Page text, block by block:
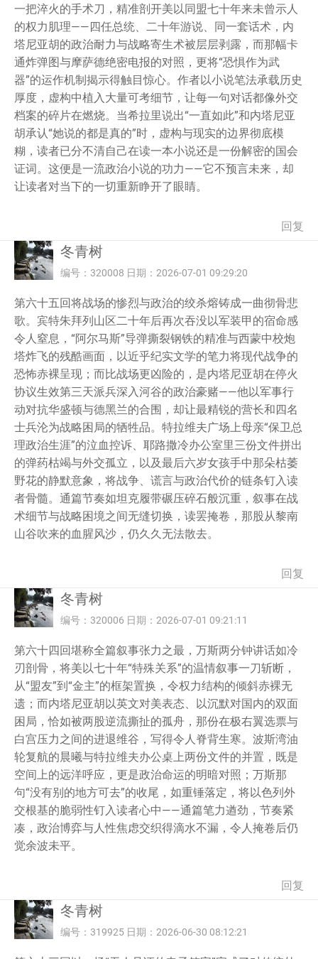
一把淬火的手术刀，精准剖开美以同盟七十年来未曾示人
的权力肌理——四任总统、二十年游说、同一套话术，内
塔尼亚胡的政治耐力与战略寄生术被层层剥露，而那幅卡
通炸弹图与摩萨德绝密电报的对照，更将“恐惧作为武
器”的运作机制揭示得触目惊心。作者以小说笔法承载历史
厚度，虚构中植入大量可考细节，让每一句对话都像外交
档案的碎片在燃烧。当希拉里说出“一直如此”和内塔尼亚
胡承认“她说的都是真的”时，虚构与现实的边界彻底模
糊，读者已分不清自己在读一本小说还是一份解密的国会
证词。这便是一流政治小说的功力——它不预言未来，却
让读者对当下的一切重新睁开了眼睛。
回复
冬青树
编号：320008 日期：2026-07-01 09:29:20
第六十五回将战场的惨烈与政治的绞杀熔铸成一曲彻骨悲
歌。宾特朱拜列山区二十年后再次吞没以军装甲的宿命感
令人窒息，“阿尔马斯”导弹撕裂钢铁的精准与西蒙中校炮
塔炸飞的残酷画面，以近乎纪实文学的笔力将现代战争的
恐怖赤裸呈现；而比战场更凶险的，是内塔尼亚胡在停火
协议生效第三天派兵深入河谷的政治豪赌——他以军事行
动对抗华盛顿与德黑兰的合围，却让最精锐的营长和四名
士兵沦为战略困局的牺牲品。特拉维夫广场上母亲“保卫总
理政治生涯”的泣血控诉、耶路撒冷办公室里三份文件拼出
的弹药枯竭与外交孤立，以及最后六岁女孩手中那朵枯萎
野花的静默意象，将战争、谎言与政治代价的链条钉入读
者骨髓。通篇节奏如坦克履带碾压碎石般沉重，叙事在战
术细节与战略困境之间无缝切换，读罢掩卷，那股从黎南
山谷吹来的血腥风沙，仍久久无法散去。
回复
冬青树
编号：320006 日期：2026-07-01 09:21:11
第六十四回堪称全篇叙事张力之最，万斯两分钟讲话如冷
刃剖骨，将美以七十年“特殊关系”的温情叙事一刀斩断，
从“盟友”到“金主”的框架置换，令权力结构的倾斜赤裸无
遗；而内塔尼亚胡以英文对美表态、以沉默对国内的双面
困局，恰如被两股逆流撕扯的孤舟，那份在极右翼选票与
白宫压力之间的进退维谷，写得令人脊背生寒。波斯湾油
轮复航的晨曦与特拉维夫办公桌上两份文件的并置，既是
空间上的远洋呼应，更是政治命运的明暗对照；万斯那
句“没有别的地方可去”的收尾，如重锤落定，将以色列外
交根基的脆弱性钉入读者心中——通篇笔力遒劲，节奏紧
凑，政治博弈与人性焦虑交织得滴水不漏，令人掩卷后仍
觉余波未平。
回复
冬青树
编号：319925 日期：2026-06-30 08:12:21